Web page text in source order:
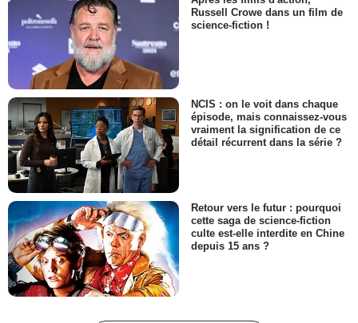
Russell Crowe dans un film de
science-fiction !
NCIS : on le voit dans chaque
épisode, mais connaissez-vous
vraiment la signification de ce
détail récurrent dans la série ?
Retour vers le futur : pourquoi
cette saga de science-fiction
culte est-elle interdite en Chine
depuis 15 ans ?